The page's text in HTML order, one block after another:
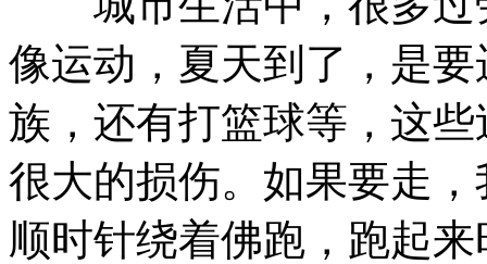
像运动，夏天到了，是
族，还有打篮球等，这
很大的损伤。如果要走
顺时针绕着佛跑，跑起